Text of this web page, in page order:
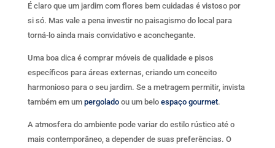
É claro que um jardim com flores bem cuidadas é vistoso por
si só. Mas vale a pena investir no paisagismo do local para
torná-lo ainda mais convidativo e aconchegante.
Uma boa dica é comprar móveis de qualidade e pisos
específicos para áreas externas, criando um conceito
harmonioso para o seu jardim. Se a metragem permitir, invista
também em um pergoladoou um belo espaço gourmet.
A atmosfera do ambiente pode variar do estilo rústico até o
mais contemporâneo, a depender de suas preferências. O